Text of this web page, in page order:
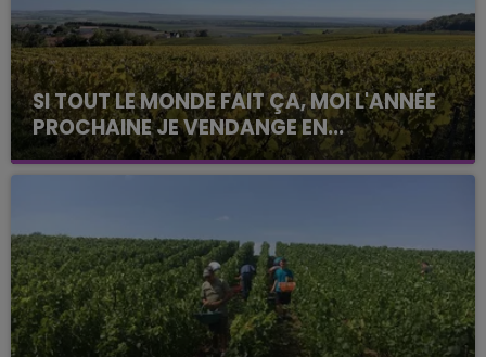
SI TOUT LE MONDE FAIT ÇA, MOI L'ANNÉE
PROCHAINE JE VENDANGE EN...
La vendange en Champagne a débuté ce jeudi 6
août dans la commune de Montgueux (Aube). Du